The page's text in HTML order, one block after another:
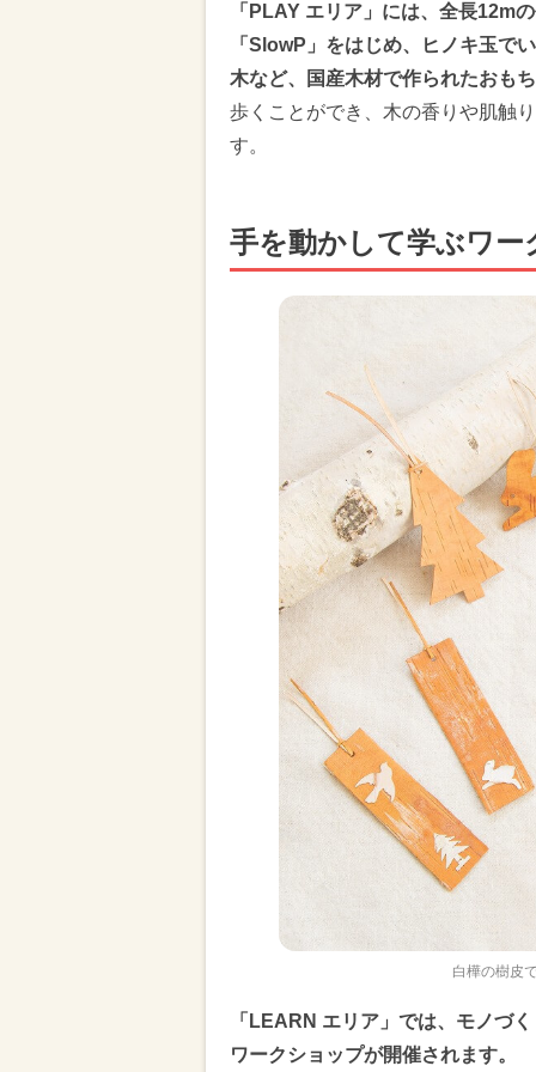
「PLAY エリア」には、全長12m
「SlowP」をはじめ、ヒノキ玉で
木など、国産木材で作られたおも
歩くことができ、木の香りや肌触
す。
手を動かして学ぶワ
白樺の樹皮
「LEARN エリア」では、モノづ
ワークショップが開催されます。